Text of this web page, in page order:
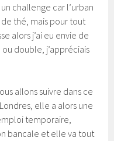
challenge car l’urban
de thé, mais pour tout
alors j’ai eu envie de
double, j’appréciais
allons suivre dans ce
elle a alors une
temporaire,
bancale et elle va tout